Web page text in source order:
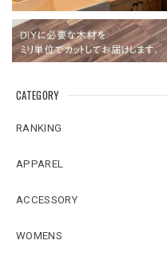
CATEGORY
RANKING
APPAREL
ACCESSORY
WOMENS